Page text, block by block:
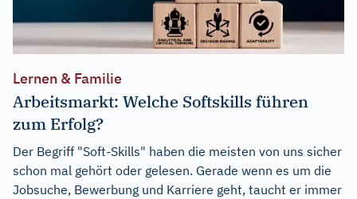
Lernen & Familie
Arbeitsmarkt: Welche Softskills führen
zum Erfolg?
Der Begriff "Soft-Skills" haben die meisten von uns sicher
schon mal gehört oder gelesen. Gerade wenn es um die
Jobsuche, Bewerbung und Karriere geht, taucht er immer